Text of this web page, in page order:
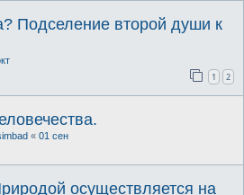
Подселение второй души к
1 2
« 01 сен
осуществляется на